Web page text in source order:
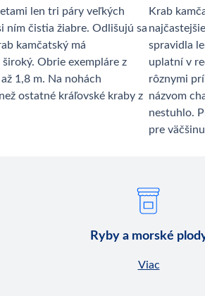
len tri páry veľkých
ním čistia žiabre. Odlišujú sa
kamčatský má
Obrie exempláre z
1,8 m. Na nohách
ostatné kráľovské kraby z
Krab
spravidla
uplatní v
rôznymi
názvom
nestuhlo.
pre
Ryby a morské
Viac